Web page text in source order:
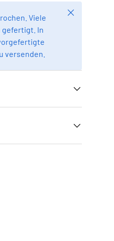
Viele
gefertigt. In
versenden.
Schließen